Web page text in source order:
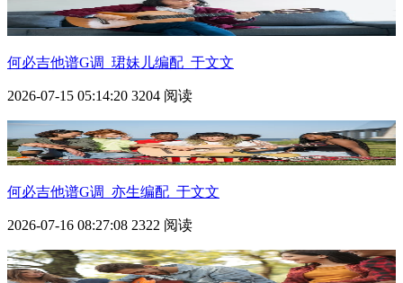
何必吉他谱G调_珺妹儿编配_于文文
2026-07-15 05:14:20 3204 阅读
何必吉他谱G调_亦生编配_于文文
2026-07-16 08:27:08 2322 阅读